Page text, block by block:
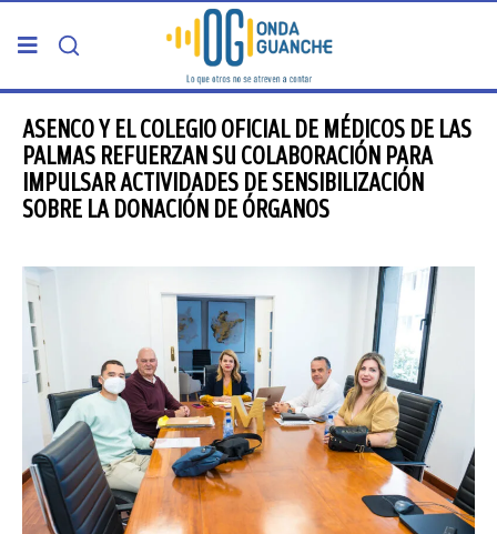
PORTADA
TELDE
CANARIAS
5ª COLUMNA
CARTAS DEL DIRECTOR
ENTREVISTAS
ASENCO Y EL COLEGIO OFICIAL DE MÉDICOS DE LAS
PALMAS REFUERZAN SU COLABORACIÓN PARA
IMPULSAR ACTIVIDADES DE SENSIBILIZACIÓN
SOBRE LA DONACIÓN DE ÓRGANOS